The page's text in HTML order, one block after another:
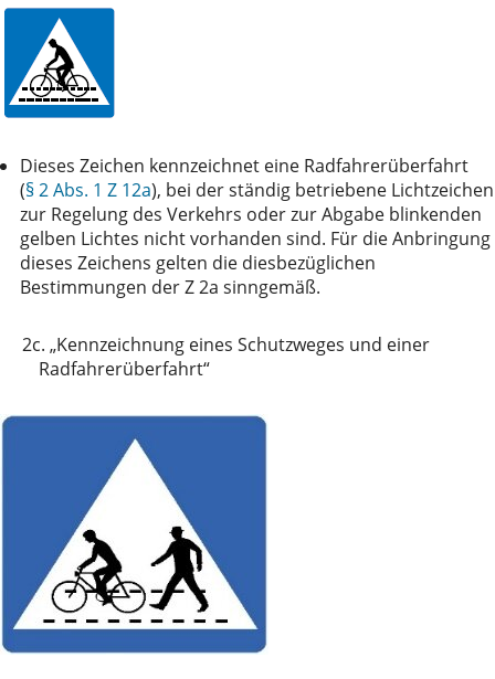
Dieses Zeichen kennzeichnet eine Radfahrerüberfahrt
(§ 2 Abs. 1 Z 12a), bei der ständig betriebene Lichtzeichen
zur Regelung des Verkehrs oder zur Abgabe blinkenden
gelben Lichtes nicht vorhanden sind. Für die Anbringung
dieses Zeichens gelten die diesbezüglichen
Bestimmungen der Z 2a sinngemäß.
2c. „Kennzeichnung eines Schutzweges und einer
Radfahrerüberfahrt“